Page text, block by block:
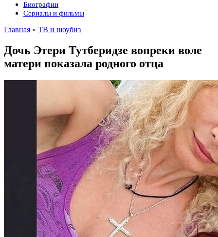
Биографии
Сериалы и фильмы
Главная » ТВ и шоубиз
Дочь Этери Тутберидзе вопреки воле
матери показала родного отца